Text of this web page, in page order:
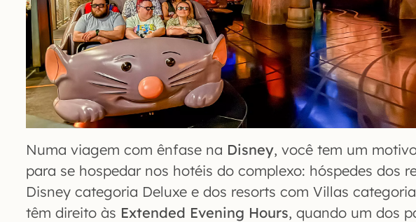
Numa viagem com ênfase na Disney, você tem um
para se hospedar nos hotéis do complexo: hóspedes dos
Disney categoria Deluxe e dos resorts com Villas
têm direito às Extended Evening Hours, quando um dos